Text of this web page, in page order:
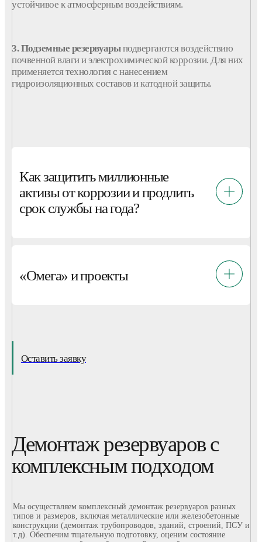
устойчивое к атмосферным воздействиям.
3. Подземные резервуарыподвергаютсявоздействию
почвенной влаги и электрохимическойкоррозии. Для них
применяетсятехнологияснанесением
гидроизоляционныхсоставови катодной защиты.
Как защитить миллионные
активы от коррозии и продлить
срок службы на года?
«Омега» и проекты
Оставить заявку
Демонтаж резервуаров с
комплексным подходом
Мы осуществляем комплексный демонтаж резервуаров разных
типов и размеров, включая металлические или железобетонные
конструкции (демонтаж трубопроводов, зданий, строений, ПСУ и
т.д). Обеспечим тщательную подготовку, оценим состояние